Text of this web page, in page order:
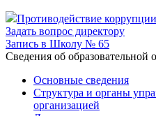
Противодействие коррупции
Задать вопрос директору
Запись в Школу № 65
Cведения об образовательной
Основные сведения
Структура и органы
организацией